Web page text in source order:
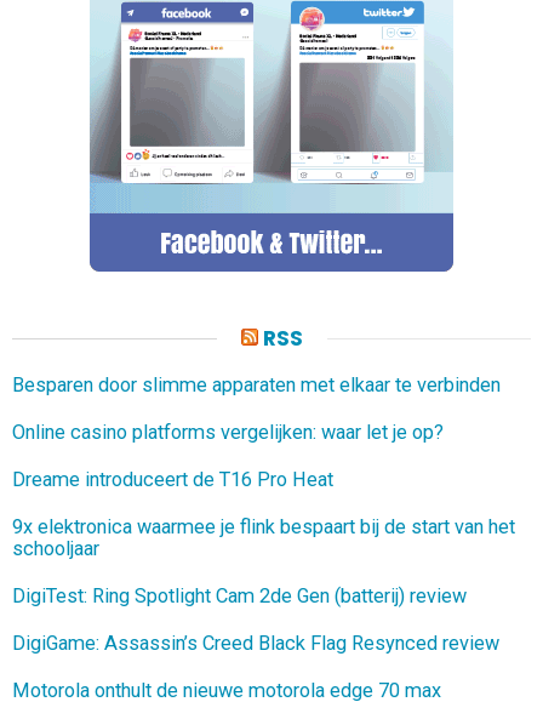
RSS
Besparen door slimme apparaten met elkaar te verbinden
Online casino platforms vergelijken: waar let je op?
Dreame introduceert de T16 Pro Heat
9x elektronica waarmee je flink bespaart bij de start van het
schooljaar
DigiTest: Ring Spotlight Cam 2de Gen (batterij) review
DigiGame: Assassin’s Creed Black Flag Resynced review
Motorola onthult de nieuwe motorola edge 70 max